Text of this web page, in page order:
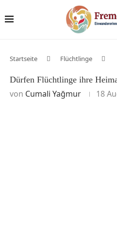
Startseite Flüchtlinge
Dürfen Flüchtlinge ihre
von Cumali Yağmur 18